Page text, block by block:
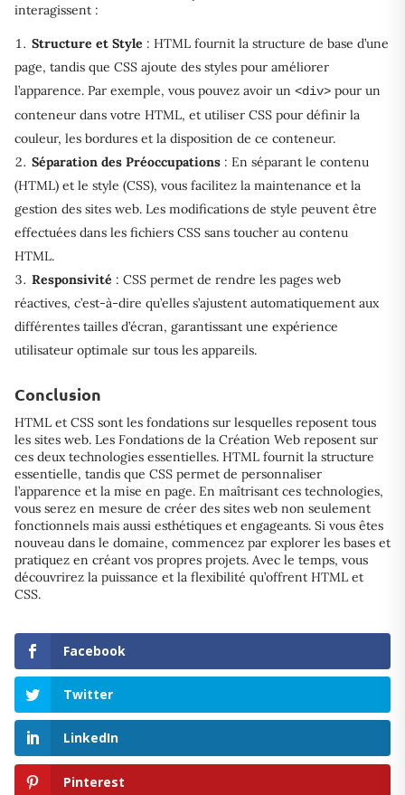
interagissent :
Structure et Style : HTML fournit la structure de base d’une
page, tandis que CSS ajoute des styles pour améliorer
l’apparence. Par exemple, vous pouvez avoir un <div>pour un
conteneur dans votre HTML, et utiliser CSS pour définir la
couleur, les bordures et la disposition de ce conteneur.
Séparation des Préoccupations: En séparant le contenu
(HTML) et le style (CSS), vous facilitez la maintenance et la
gestion des sites web. Les modifications de style peuvent être
effectuées dans les fichiers CSS sans toucher au contenu
HTML.
Responsivité : CSS permet de rendre les pages web
réactives, c’est-à-dire qu’elles s’ajustent automatiquement aux
différentes tailles d’écran, garantissant une expérience
utilisateur optimale sur tous les appareils.
Conclusion
HTML et CSS sont les fondations sur lesquelles reposent tous
les sites web. Les Fondations de la Création Web reposent sur
ces deux technologies essentielles. HTML fournit la structure
essentielle, tandis que CSS permet de personnaliser
l’apparence et la mise en page. En maîtrisant ces technologies,
vous serez en mesure de créer des sites web non seulement
fonctionnels mais aussi esthétiques et engageants. Si vous êtes
nouveau dans le domaine, commencez par explorer les bases et
pratiquez en créant vos propres projets. Avec le temps, vous
découvrirez la puissance et la flexibilité qu’offrent HTML et
CSS.
Facebook
Twitter
LinkedIn
Pinterest